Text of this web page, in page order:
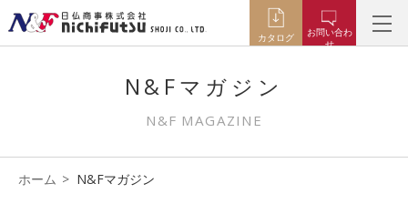
カタログ
お問い合わ
せ
N&Fマガジン
N&F MAGAZINE
ホーム N&Fマガジン